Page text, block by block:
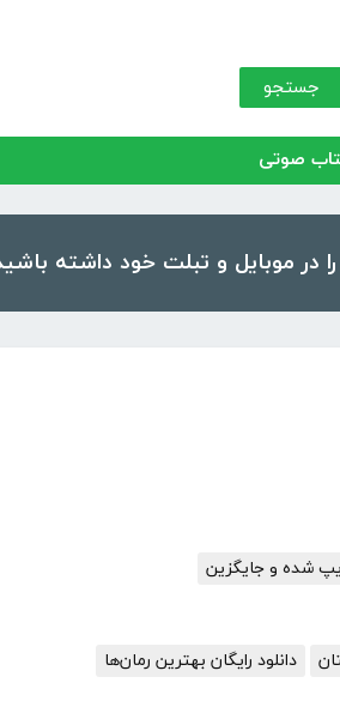
جستجو
صوتی
شده و جایگزین
دانلود رایگان بهترین رمان‌ها